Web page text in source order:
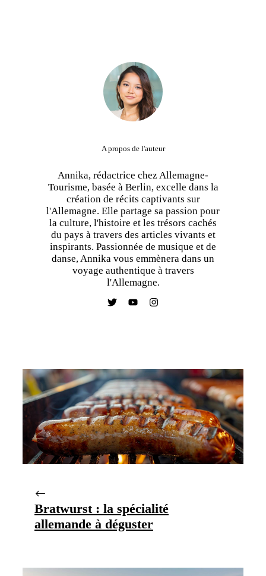
A propos de l'auteur
Annika, rédactrice chez Allemagne-
Tourisme, basée à Berlin, excelle dans la
création de récits captivants sur
l'Allemagne. Elle partage sa passion pour
la culture, l'histoire et les trésors cachés
du pays à travers des articles vivants et
inspirants. Passionnée de musique et de
danse, Annika vous emmènera dans un
voyage authentique à travers
l'Allemagne.
Bratwurst : la spécialité
allemande à déguster